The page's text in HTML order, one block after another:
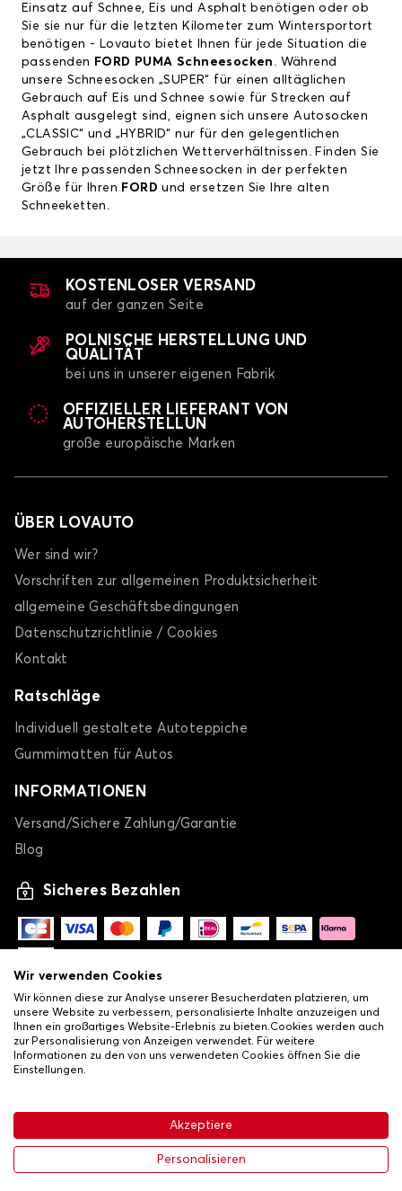
63,99 €
-20% 79,99 €
In den Warenkorb
Einsatz auf Schnee, Eis und Asphalt benötigen oder ob
Sie sie nur für die letzten Kilometer zum Wintersportort
benötigen - Lovauto bietet Ihnen für jede Situation die
passenden FORD PUMA Schneesocken
. Während
unsere Schneesocken „SUPER“ für einen alltäglichen
Gebrauch auf Eis und Schnee sowie für Strecken auf
Asphalt ausgelegt sind, eignen sich unsere Autosocken
„CLASSIC“ und „HYBRID“ nur für den gelegentlichen
Gebrauch bei plötzlichen Wetterverhältnissen. Finden Sie
jetzt Ihre passenden Schneesocken in der perfekten
Größe für Ihren FORDund ersetzen Sie Ihre alten
Schneeketten.
KOSTENLOSER VERSAND
auf der ganzen Seite
POLNISCHE HERSTELLUNG UND
QUALITÄT
bei uns in unserer eigenen Fabrik
OFFIZIELLER LIEFERANT VON
AUTOHERSTELLUN
große europäische Marken
ÜBER LOVAUTO
Wer sind wir?
Vorschriften zur allgemeinen Produktsicherheit
allgemeine Geschäftsbedingungen
Datenschutzrichtlinie / Cookies
Kontakt
Ratschläge
Individuell gestaltete Autoteppiche
Gummimatten für Autos
INFORMATIONEN
Versand/Sichere Zahlung/Garantie
Blog
Sicheres Bezahlen
Allgemeine Verkaufsbedingungen•
Datenschutz- und Cookie-Richtlinie•Livraison
Wir verwenden Cookies
Wir können diese zur Analyse unserer Besucherdaten platzieren, um
unsere Website zu verbessern, personalisierte Inhalte anzuzeigen und
Ihnen ein großartiges Website-Erlebnis zu bieten.Cookies werden auch
zur Personalisierung von Anzeigen verwendet. Für weitere
Informationen zu den von uns verwendeten Cookies öffnen Sie die
Einstellungen.
Akzeptiere
Personalisieren